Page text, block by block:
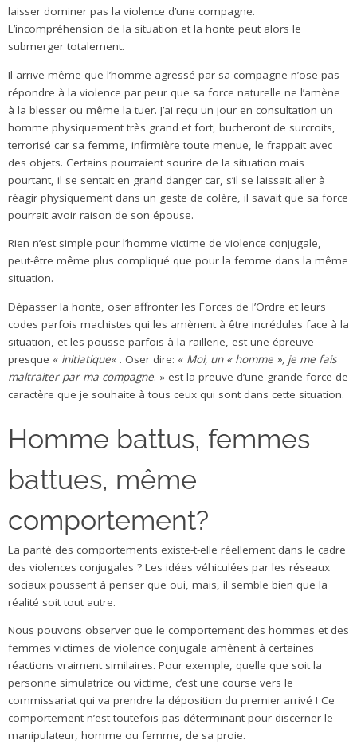
laisser dominer pas la violence d’une compagne.
L’incompréhension de la situation et la honte peut alors le
submerger totalement.
Il arrive même que l’homme agressé par sa compagne n’ose pas
répondre à la violence par peur que sa force naturelle ne l’amène
à la blesser ou même la tuer. J’ai reçu un jour en consultation un
homme physiquement très grand et fort, bucheront de surcroits,
terrorisé car sa femme, infirmière toute menue, le frappait avec
des objets. Certains pourraient sourire de la situation mais
pourtant, il se sentait en grand danger car, s’il se laissait aller à
réagir physiquement dans un geste de colère, il savait que sa force
pourrait avoir raison de son épouse.
Rien n’est simple pour l’homme victime de violence conjugale,
peut-être même plus compliqué que pour la femme dans la même
situation.
Dépasser la honte, oser affronter les Forces de l’Ordre et leurs
codes parfois machistes qui les amènent à être incrédules face à la
situation, et les pousse parfois à la raillerie, est une épreuve
presque « initiatique« . Oser dire: « Moi, un « homme », je me fais
maltraiter par ma compagne. » est la preuve d’une grande force de
caractère que je souhaite à tous ceux qui sont dans cette situation.
Homme battus, femmes
battues, même
comportement?
La parité des comportements existe-t-elle réellement dans le cadre
des violences conjugales ? Les idées véhiculées par les réseaux
sociaux poussent à penser que oui, mais, il semble bien que la
réalité soit tout autre.
Nous pouvons observer que le comportement des hommes et des
femmes victimes de violence conjugale amènent à certaines
réactions vraiment similaires. Pour exemple, quelle que soit la
personne simulatrice ou victime, c’est une course vers le
commissariat qui va prendre la déposition du premier arrivé ! Ce
comportement n’est toutefois pas déterminant pour discerner le
manipulateur, homme ou femme, de sa proie.